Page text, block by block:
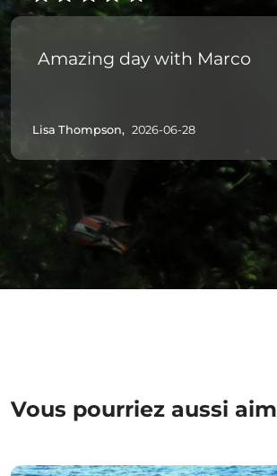
Amazing day with Marco
Lisa Thompson, 2026-06-28
Vous pourriez aussi